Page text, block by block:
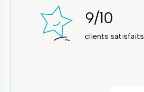
9/10
clients satisfaits